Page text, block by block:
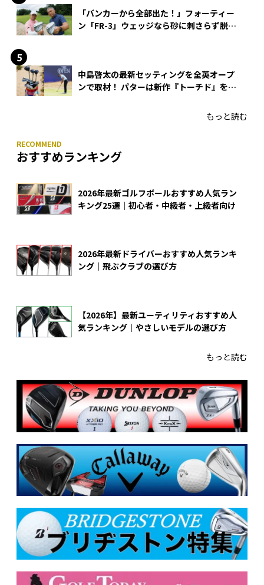
「バンカーから全部出た！」フォーティー
ン「FR-3」ウェッジなら砂に刺さらず脱出
中島啓太の最新セッティングを全英オープ
ンで取材！ パターは新作『トーチド』を投
もっと読む
おすすめランキング
2026年最新ゴルフボールおすすめ人気ラン
キング25選｜初心者・中級者・上級者向け
2026年最新ドライバーおすすめ人気ランキ
ング｜飛ぶクラブの選び方
【2026年】最新ユーティリティおすすめ人
気ランキング｜やさしいモデルの選び方
もっと読む